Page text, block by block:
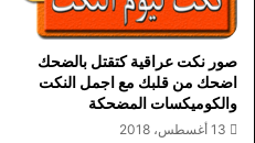
صور نكت عراقية كتقتل بالضحك
اضحك من قلبك مع اجمل النكت
والكوميكسات المضحكة
13 أغسطس، 2018